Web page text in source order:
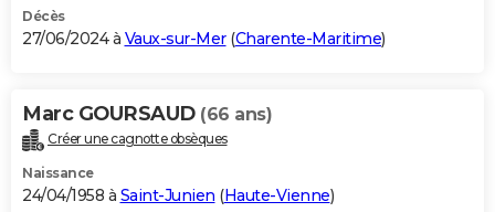
Décès
27/06/2024 à Vaux-sur-Mer(Charente-Maritime)
Marc GOURSAUD (66 ans)
Créer une cagnotte obsèques
Naissance
24/04/1958 à Saint-Junien (Haute-Vienne)